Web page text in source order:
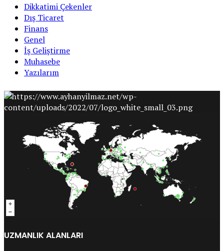
Dikkatimi Çekenler
Dış Ticaret
Finans
Genel
İş Geliştirme
Muhasebe
Yazılarım
UZMANLIK ALANLARI